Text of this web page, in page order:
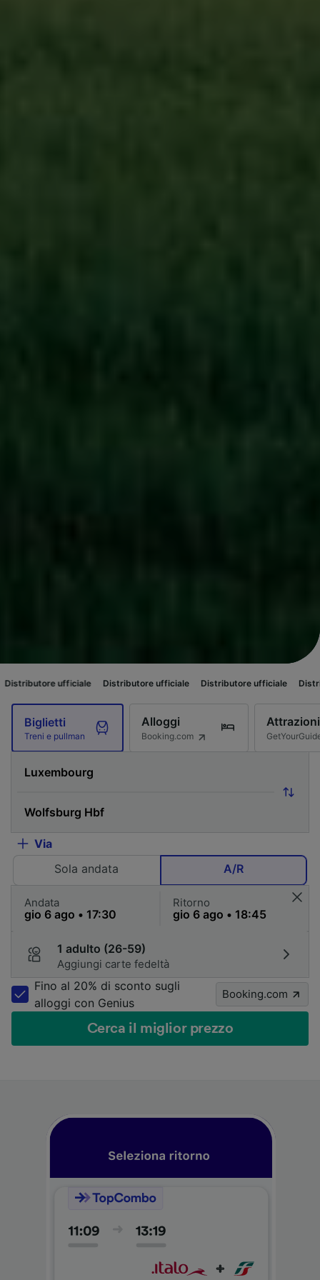
Distributore ufficiale Distributore ufficiale Distributore
Biglietti
Treni e pullman
Alloggi
Booking.com
Attrazioni
Via
Sola andata
A/R
Andata Ritorno
1 adulto (26-59)
Aggiungi carte fedeltà
Fino al 20% di sconto sugli
alloggi con Genius
Booking.com
Cerca il miglior prezzo